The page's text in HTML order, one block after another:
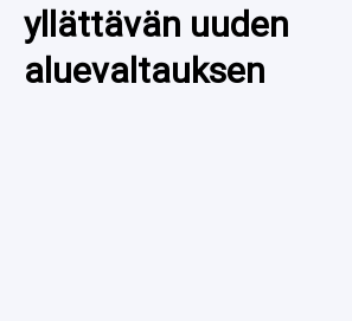
YLEISURHEILU
WILMA HELTELÄ
TALVILAJIT
yllättävän uuden
aluevaltauksen